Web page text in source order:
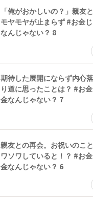
「俺がおかしいの？」親友
モヤモヤが止まらず #お金
なんじゃない？ 8
期待した展開にならず内心
り道に思ったことは？ #お
金なんじゃない？ 7
親友との再会。お祝いのこ
ワソワしていると！？ #お
金なんじゃない？ 6